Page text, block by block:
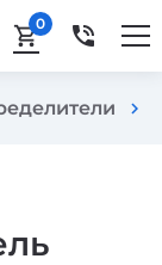
shopping_cart0 phone_in_talk
chevron_right